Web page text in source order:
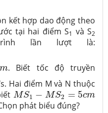
kết hợp dao động theo
tại hai điểm S1 và S2
lần lượt là:
m. Biết tốc độ truyền
Hai điểm M và N thuộc
MS1 − MS2 = 5cm
MS1−MS2=5c m
phát biểu đúng?